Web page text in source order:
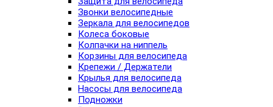
Звонки велосипедные
Зеркала для велосипедов
Колеса боковые
Колпачки на ниппель
Корзины для велосипеда
Крепежи / Держатели
Крылья для велосипеда
Насосы для велосипеда
Подножки